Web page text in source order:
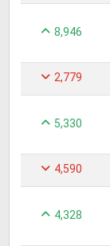
8,946
2,779
5,330
4,590
4,328